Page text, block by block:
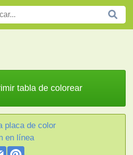
tabla de colorear
placa de color
en línea